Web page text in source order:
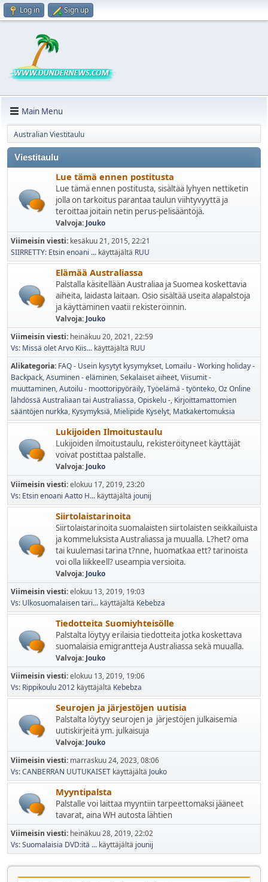
Log in Sign up
Main Menu
Australian Viestitaulu
Viestitaulu
Lue tämä ennen postitusta
Lue tämä ennen postitusta, sisältää lyhyen nettiketin
jolla on tarkoitus parantaa taulun viihtyvyyttä ja
teroittaa joitain netin perus-pelisääntöjä.
Valvoja: Jouko
Viimeisin viesti: kesäkuu 21, 2015, 22:21
SIIRRETTY: Etsin enoani ... käyttäjältä RUU
Elämää Australiassa
Palstalla käsitellään Australiaa ja Suomea koskettavia
aiheita, laidasta laitaan. Osio sisältää useita alapalstoja
ja käyttäminen vaatii rekisteröinnin.
Valvoja: Jouko
Viimeisin viesti: heinäkuu 20, 2021, 22:59
Vs: Missä olet Arvo Kiis... käyttäjältä RUU
Alikategoria FAQ - Usein kysytyt kysymykset Lomailu - Working holiday -
Backpack Asuminen - eläminen Sekalaiset aiheet Viisumit -
muuttaminen Autoilu - moottoripyöräily Työelämä - työnteko Oz Online
lähdössä Australiaan tai Australiassa Opiskelu - Kirjoittamattomien
sääntöjen nurkka Kysymyksiä Mielipide Kyselyt Matkakertomuksia
Lukijoiden Ilmoitustaulu
Lukijoiden ilmoitustaulu, rekisteröityneet käyttäjät
voivat postittaa palstalle.
Valvoja: Jouko
Viimeisin viesti:elokuu 17, 2019, 23:20
Vs: Etsin enoani Aatto H... käyttäjältä jounij
Siirtolaistarinoita
Siirtolaistarinoita suomalaisten siirtolaisten seikkailuista
ja kommeluksista Australiassa ja muualla. L?het? oma
tai kuulemasi tarina t?nne, huomatkaa ett? tarinoista
voi olla liikkeell? useampia versioita.
Valvoja: Jouko
Viimeisin viesti:elokuu 13, 2019, 19:03
Vs: Ulkosuomalaisen tari... käyttäjältä Kebebza
Tiedotteita Suomiyhteisölle
Palstalta löytyy erilaisia tiedotteita jotka koskettava
suomalaisia emigrantteja Australiassa sekä muualla.
Valvoja: Jouko
Viimeisin viesti:elokuu 13, 2019, 19:06
Vs: Rippikoulu 2012 käyttäjältä Kebebza
Seurojen ja järjestöjen uutisia
Palstalta löytyy seurojen ja järjestöjen julkaisemia
uutiskirjeitä ym. julkaisuja
Valvoja: Jouko
Viimeisin viesti: marraskuu 24, 2023, 08:06
Vs: CANBERRAN UUTUKAISET käyttäjältä Jouko
Myyntipalsta
Palstalle voi laittaa myyntiin tarpeettomaksi jääneet
tavarat, aina WH autosta lähtien
Viimeisin viesti: heinäkuu 28, 2019, 22:02
Vs: Suomalaisia DVD:itä ... käyttäjältä jounij